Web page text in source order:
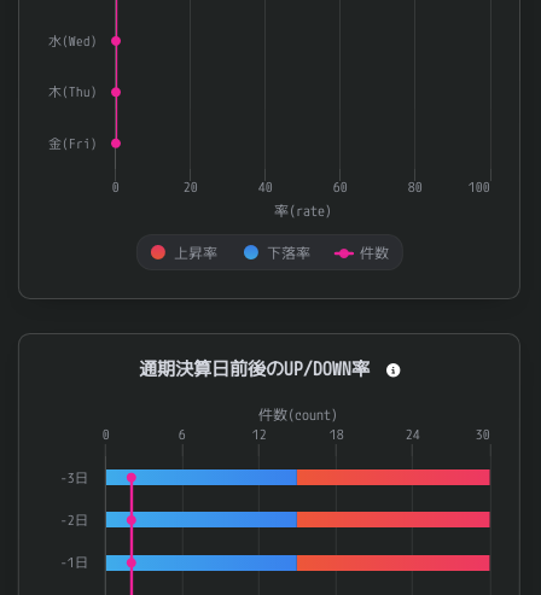
率(rate)
上昇率 下落率 件数
水(Wed)
木(Thu)
金(Fri)
0 20 40 60 80 100
End of interactive chart.
通期決算日前後のUP/DOWN率
Combination chart with 3 data series.
The chart has 1 X axis displaying categories.
The chart has 2 Y axes displaying 率(rate) and 件数(count).
件数(count)
-3日
-2日
-1日
0 30
6 12 18 24
通期決算日前後のUP/DOWN率